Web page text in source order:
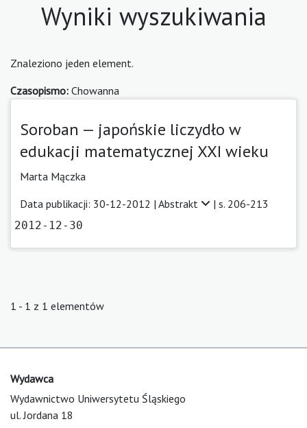
Wyniki wyszukiwania
Znaleziono jeden element.
Czasopismo: Chowanna
Soroban — japońskie liczydło w
edukacji matematycznej XXI wieku
Marta Mączka
Data publikacji: 30-12-2012 | Abstrakt | s. 206-213
2012-12-30
1 - 1 z 1 elementów
Wydawca
Wydawnictwo Uniwersytetu Śląskiego
ul. Jordana 18